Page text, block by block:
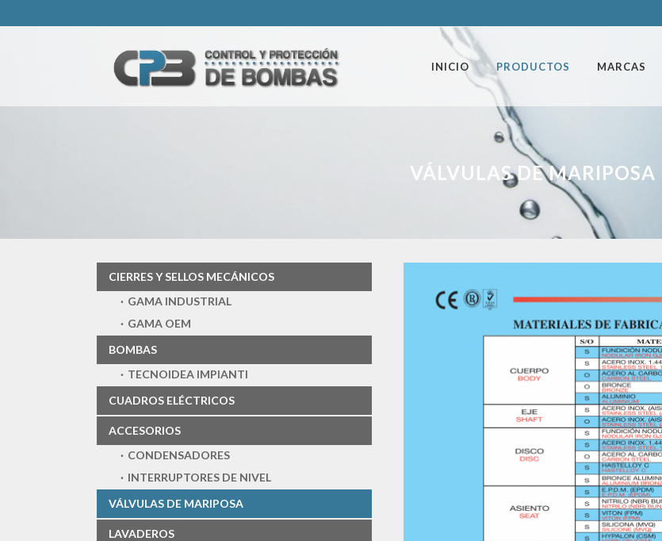
INICIO PRODUCTOS MARCAS
VÁLVULAS DE MARIPOSA
CIERRES Y SELLOS MECÁNICOS
GAMA INDUSTRIAL
GAMA OEM
BOMBAS
TECNOIDEA IMPIANTI
CUADROS ELÉCTRICOS
ACCESORIOS
CONDENSADORES
INTERRUPTORES DE NIVEL
VÁLVULAS DE MARIPOSA
LAVADEROS